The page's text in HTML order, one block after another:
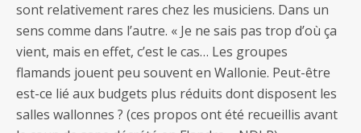
sont relativement rares chez les musiciens. Dans un
sens comme dans l’autre. « Je ne sais pas trop d’où ça
vient, mais en effet, c’est le cas… Les groupes
flamands jouent peu souvent en Wallonie. Peut-être
est-ce lié aux budgets plus réduits dont disposent les
salles wallonnes ? (ces propos ont été recueillis avant